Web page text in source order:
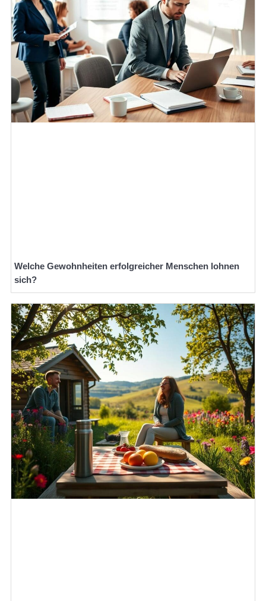
Welche Gewohnheiten erfolgreicher Menschen lohnen
sich?